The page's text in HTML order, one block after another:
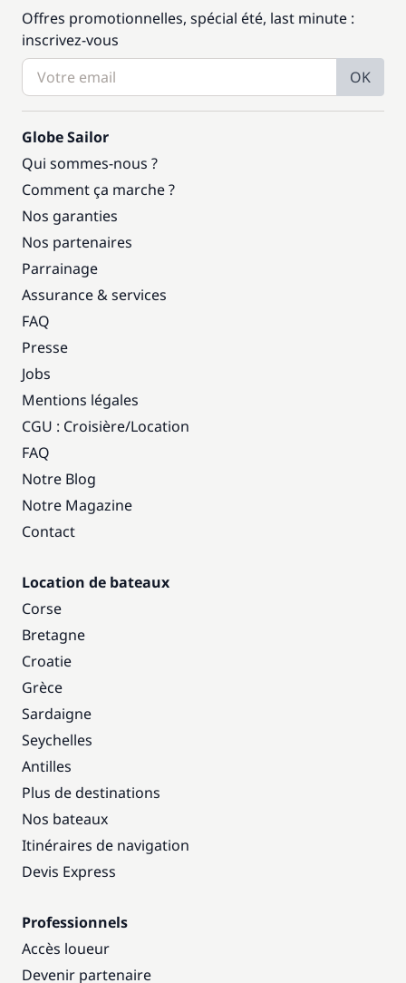
Offres promotionnelles, spécial été, last minute :
inscrivez-vous
OK
Globe Sailor
Qui sommes-nous ?
Comment ça marche ?
Nos garanties
Nos partenaires
Parrainage
Assurance & services
FAQ
Presse
Jobs
Mentions légales
CGU : Croisière/Location
FAQ
Notre Blog
Notre Magazine
Contact
Location de bateaux
Corse
Bretagne
Croatie
Grèce
Sardaigne
Seychelles
Antilles
Plus de destinations
Nos bateaux
Itinéraires de navigation
Devis Express
Professionnels
Accès loueur
Devenir partenaire